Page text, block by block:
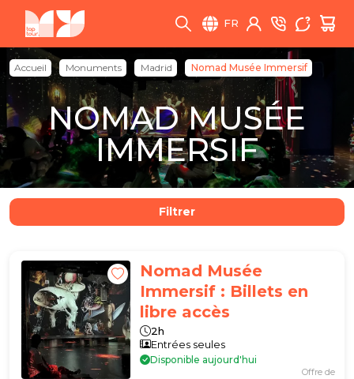
FR
Accueil Monuments Madrid Nomad Musée Immersif
NOMAD MUSÉE
IMMERSIF
Filtrer
Nomad Musée
Immersif : Billets en
libre accès
2h
Entrées seules
Disponible aujourd'hui
Offre de